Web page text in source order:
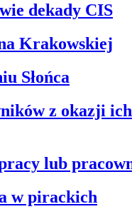
dekady CIS
Krakowskiej
Słońca
z okazji ich
lub
w pirackich